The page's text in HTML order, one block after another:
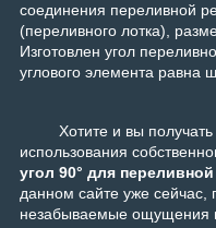
соединения переливной
(переливного лотка),
Изготовлен угол
углового элемента равна
Хотите и вы
использования
угол 90° для
данном сайте уже сейчас,
незабываемые ощущения